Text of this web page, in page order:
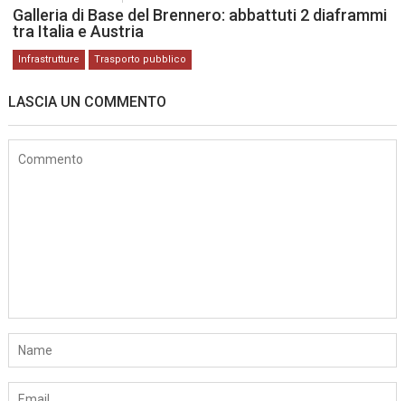
Galleria di Base del Brennero: abbattuti 2 diaframmi
tra Italia e Austria
Infrastrutture Trasporto pubblico
LASCIA UN COMMENTO